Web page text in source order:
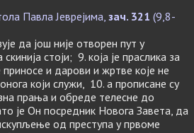
Павла Јеврејима, зач. 321 (9,8-
да још није отворен пут у
стоји; 9. која је праслика за
и дарови и жртве које не
који служи, 10. а прописане су
прања и обреде телесне до
је Он посредник Новога Завета, да
од преступа у првоме